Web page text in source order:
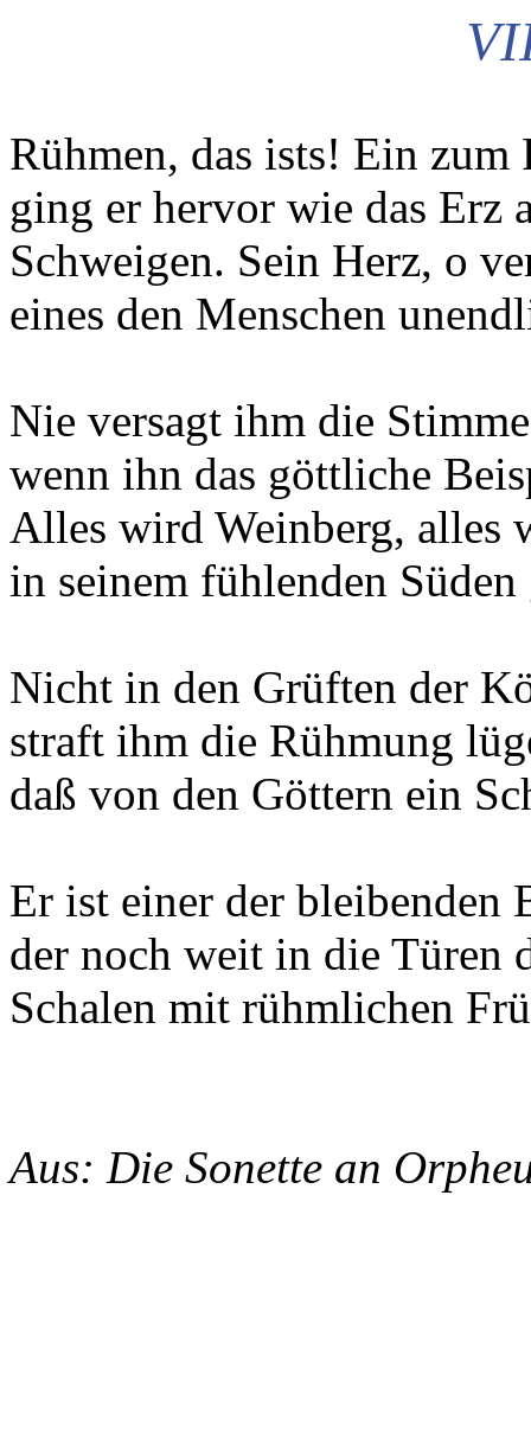
Rühmen, das ists! Ein zum
ging er hervor wie das Erz
Schweigen. Sein Herz, o
eines den Menschen
Nie versagt ihm die
wenn ihn das göttliche
Alles wird Weinberg, alles
in seinem fühlenden
Nicht in den Grüften der
straft ihm die Rühmung
daß von den Göttern ein
Er ist einer der bleibenden
der noch weit in die Türen
Schalen mit rühmlichen
Aus: Die Sonette an